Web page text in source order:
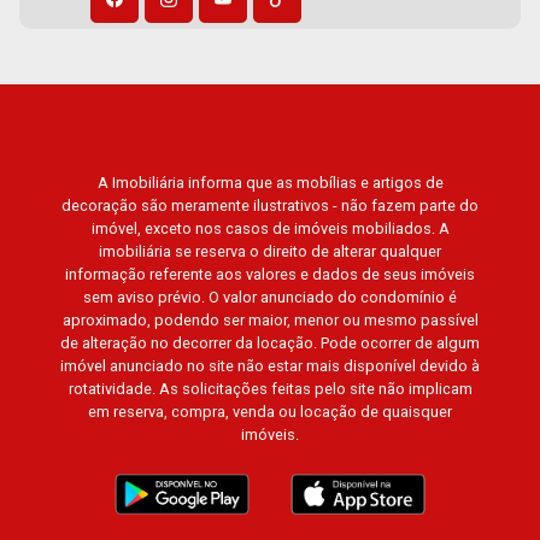
Jardim São Luiz, Centro, Jardim Flórida, Jardim
Juritis, Jardim dos Guaporés e Bella Città
A Imobiliária informa que as mobílias e artigos de
decoração são meramente ilustrativos - não fazem parte do
imóvel, exceto nos casos de imóveis mobiliados. A
imobiliária se reserva o direito de alterar qualquer
informação referente aos valores e dados de seus imóveis
sem aviso prévio. O valor anunciado do condomínio é
aproximado, podendo ser maior, menor ou mesmo passível
de alteração no decorrer da locação. Pode ocorrer de algum
imóvel anunciado no site não estar mais disponível devido à
rotatividade. As solicitações feitas pelo site não implicam
em reserva, compra, venda ou locação de quaisquer
imóveis.